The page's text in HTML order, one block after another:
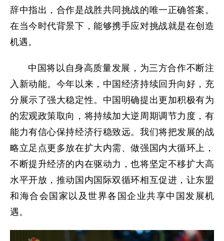
辞中指出，合作是战胜共同挑战的唯一正确答案。
在当今时代背景下，能够携手应对挑战就是在创造
机遇。
中国将以自身高质量发展，为三方合作不断注
入新动能。今年以来，中国经济持续回升向好，充
分展示了强大稳定性。中国明确提出更加积极有为
的宏观政策取向，将持续加大逆周期调节力度，有
能力有信心保持经济行稳致远。我们将把发展的战
略立足点更多放在扩大内需、做强国内大循环上，
不断提升经济的内在驱动力，也将坚定不移扩大高
水平开放，推动国内国际双循环相互促进，让东盟
和海合会国家以及世界各国企业共享中国发展机
遇。